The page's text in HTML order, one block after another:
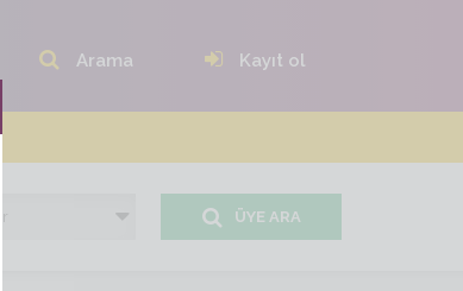
Arama Kayıt ol
ÜYE ARA